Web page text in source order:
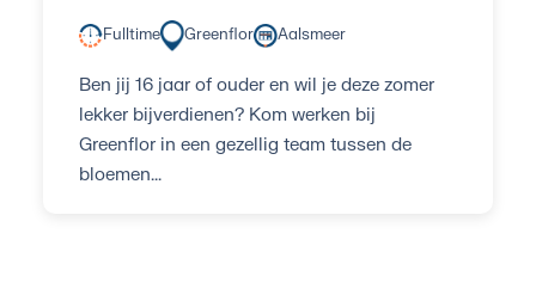
Fulltime Greenflor Aalsmeer
Ben jij 16 jaar of ouder en wil je deze zomer
lekker bijverdienen? Kom werken bij
Greenflor in een gezellig team tussen de
bloemen...